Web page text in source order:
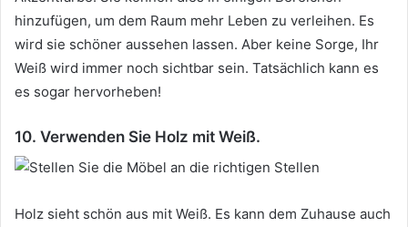
hinzufügen, um dem Raum mehr Leben zu verleihen. Es
wird sie schöner aussehen lassen. Aber keine Sorge, Ihr
Weiß wird immer noch sichtbar sein. Tatsächlich kann es
es sogar hervorheben!
10. Verwenden Sie Holz mit Weiß.
Holz sieht schön aus mit Weiß. Es kann dem Zuhause auch